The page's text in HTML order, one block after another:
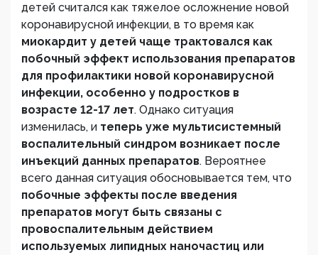
детей считался как тяжелое осложнение новой
коронавирусной инфекции, в то время как
миокардит у детей чаще трактовался как
побочный эффект использования препаратов
для профилактики новой коронавирусной
инфекции, особенно у подростков в
возрасте 12-17 лет. Однако ситуация
изменилась, и теперь уже мультисистемный
воспалительный синдром возникает после
инъекций данных препаратов. Вероятнее
всего данная ситуация обосновывается тем, что
побочные эффекты после введения
препаратов могут быть связаны с
провоспалительным действием
используемых липидных наночастиц или